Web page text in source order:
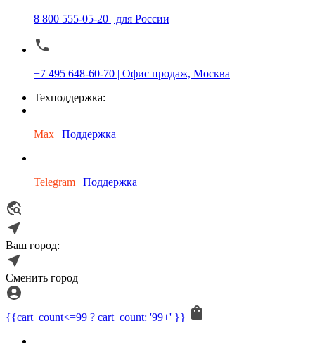
8 800 555-05-20 | для России
+7 495 648-60-70 | Офис продаж, Москва
Техподдержка:
Max | Поддержка
Telegram | Поддержка
Ваш город:
Сменить город
{{cart_count<=99 ? cart_count: '99+' }}